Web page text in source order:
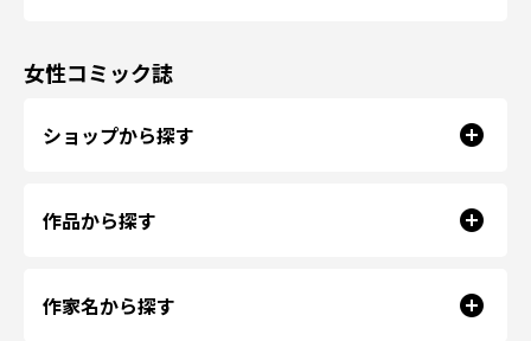
女性コミック誌
ショップから探す
作品から探す
作家名から探す